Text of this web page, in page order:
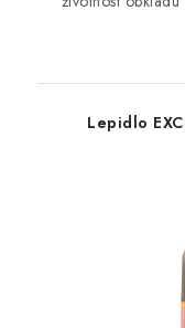
Lepidlo